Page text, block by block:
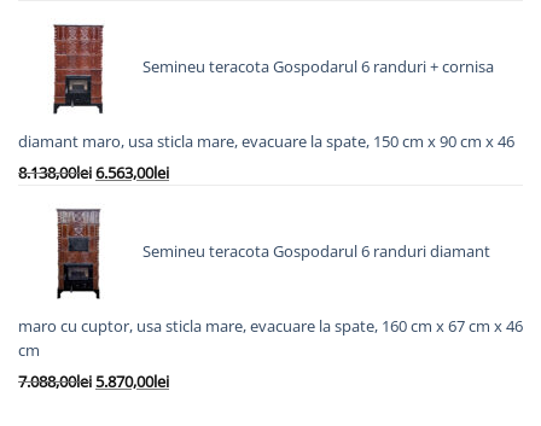
a
fost:
7.298,00lei.
6.185,00lei.
Semineu teracota Gospodarul 6 randuri + cornisa
diamant maro, usa sticla mare, evacuare la spate, 150 cm x 90 cm x 46
8.138,00leiPrețul
a
fost:
8.138,00lei.
6.563,00leiPrețul
6.563,00lei.
Semineu teracota Gospodarul 6 randuri diamant
maro cu cuptor, usa sticla mare, evacuare la spate, 160 cm x 67 cm x 46
cm
7.088,00leiPrețul
5.870,00leiPrețul